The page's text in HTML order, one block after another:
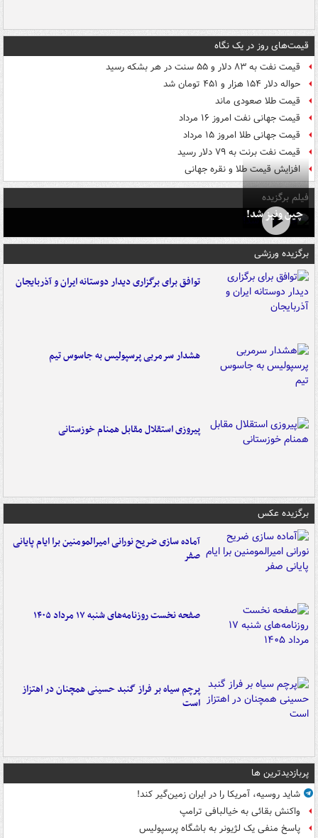
قیمت‌های روز در یک نگاه
قیمت نفت به ۸۳ دلار و ۵۵ سنت در هر بشکه رسید
حواله دلار ۱۵۴ هزار و ۴۵۱ تومان شد
قیمت طلا صعودی ماند
قیمت جهانی نفت امروز ۱۶ مرداد
قیمت جهانی طلا امروز ۱۵ مرداد
قیمت نفت برنت به ۷۹ دلار رسید
افزایش قیمت طلا و نقره جهانی
فیلم برگزیده
چین ونیز شد!
برگزیده ورزشی
توافق برای برگزاری دیدار دوستانه ایران و آذربایجان
هشدار سرمربی پرسپولیس به جاسوس تیم
پیروزی استقلال مقابل همنام خوزستانی
برگزیده عکس
آماده سازی ضریح نورانی امیرالمومنین برا ایام پایانی
صفر
صفحه نخست روزنامه‌های شنبه ۱۷ مرداد ۱۴۰۵
پرچم سیاه بر فراز گنبد حسینی همچنان در اهتزاز
است
پربازدیدترین ها
شاید روسیه، آمریکا را در ایران زمین‌گیر کند!
واکنش بقائی به خیالبافی ترامپ
پاسخ منفی یک لژیونر به باشگاه پرسپولیس